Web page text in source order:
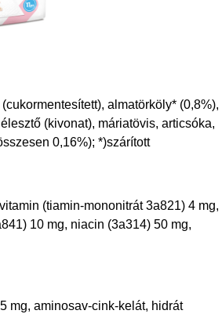
almatörköly* (0,8%),
(kivonat), máriatövis, articsóka,
0,16%); *)szárított
(tiamin-mononitrát 3a821) 4 mg,
10 mg, niacin (3a314) 50 mg,
mg, aminosav-cink-kelát, hidrát